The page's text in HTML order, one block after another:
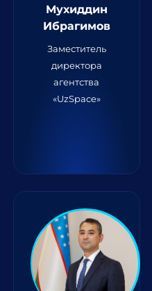
Мухиддин
Ибрагимов
Заместитель
директора
агентства
«UzSpace»